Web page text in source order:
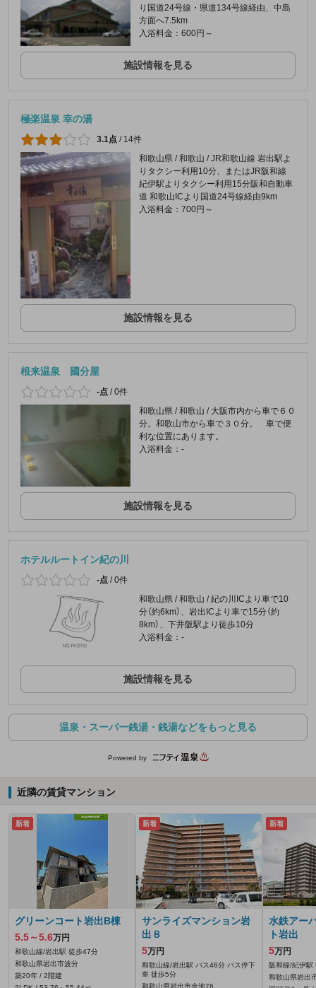
り国道24号線・県道134号線経由、中島
方面へ7.5km
入浴料金：600円～
施設情報を見る
極楽温泉 幸の湯
3.1点 / 14件
和歌山県 / 和歌山 / JR和歌山線 岩出駅よ
りタクシー利用10分、またはJR阪和線
紀伊駅よりタクシー利用15分阪和自動車
道 和歌山ICより国道24号線経由9km
入浴料金：700円～
施設情報を見る
根来温泉 國分屋
-点 /0件
和歌山県 / 和歌山 / 大阪市内から車で６０
分。和歌山市から車で３０分。 車で便
利な位置にあります。
入浴料金：-
施設情報を見る
ホテルルートイン紀の川
-点 /0件
和歌山県 / 和歌山 / 紀の川ICより車で10
分（約6km）、岩出ICより車で15分（約
8km）、下井阪駅より徒歩10分
入浴料金：-
施設情報を見る
温泉・スーパー銭湯・銭湯などをもっと見る
Powered by
近隣の賃貸マンション
新着
グリーンコート岩出B棟
5.5～5.6万円
和歌山線/岩出駅 徒歩47分
和歌山県岩出市波分
築20年 / 2階建
新着
サンライズマンション岩
出８
5万円
和歌山線/岩出駅 バス46分 バス停下
車 徒歩5分
和歌山県岩出市金池76
新着
水鉄アー
ト岩出
5万円
阪和線/紀伊駅
和歌山県岩出